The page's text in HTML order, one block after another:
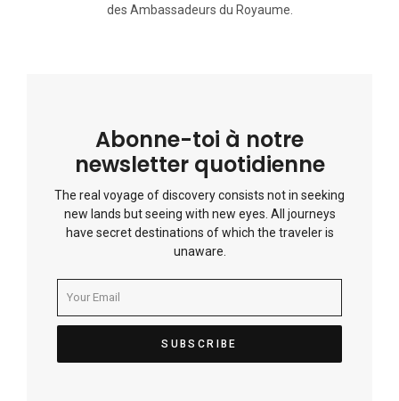
des Ambassadeurs du Royaume.
Abonne-toi à notre
newsletter quotidienne
The real voyage of discovery consists not in seeking
new lands but seeing with new eyes. All journeys
have secret destinations of which the traveler is
unaware.